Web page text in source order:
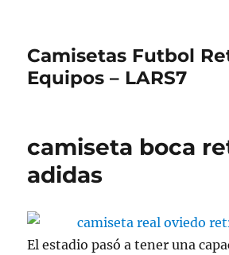
Camisetas Futbol
Equipos – LARS7
camiseta boca
adidas
El estadio pasó a tener una